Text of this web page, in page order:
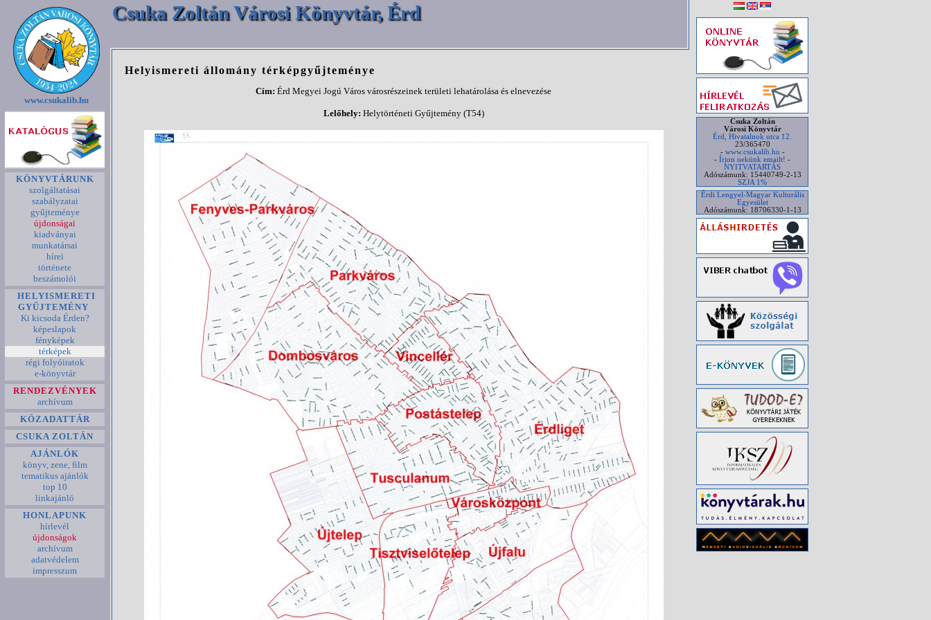
Csuka Zoltán Városi Könyvtár, Érd
www.csukalib.hu
KÖNYVTÁRUNK
szolgáltatásai
szabályzatai
gyűjteménye
újdonságai
kiadványai
munkatársai
hírei
története
beszámolói
HELYISMERETI
GYŰJTEMÉNY
Ki kicsoda Érden?
képeslapok
fényképek
térképek
régi folyóiratok
e-könyvtár
RENDEZVÉNYEK
archívum
KÖZADATTÁR
CSUKA ZOLTÁN
AJÁNLÓK
könyv, zene, film
tematikus ajánlók
top 10
linkajánló
HONLAPUNK
hírlevél
újdonságok
archívum
adatvédelem
impresszum
Helyismereti állomány térképgyűjteménye
Cím: Érd Megyei Jogú Város városrészeinek területi lehatárolása és elnevezése
Lelőhely: Helytörténeti Gyűjtemény (T54)
Csuka Zoltán
Városi Könyvtár
Érd, Hivatalnok utca 12.
23/365470
- www.csukalib.hu -
- Írjon nekünk emailt! -
NYITVATARTÁS
Adószámunk: 15440749-2-13
SZJA 1%
Érdi Lengyel-Magyar Kulturális
Egyesület
Adószámunk: 18706330-1-13